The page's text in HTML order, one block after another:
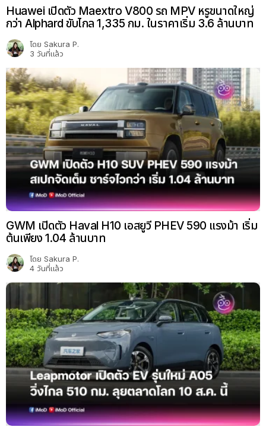
Huawei เปิดตัว Maextro V800 รถ MPV หรูขนาดใหญ่
กว่า Alphard ขับไกล 1,335 กม. ในราคาเริ่ม 3.6 ล้านบาท
โดย Sakura P.
3 วันที่แล้ว
GWM เปิดตัว Haval H10 เอสยูวี PHEV 590 แรงม้า เริ่ม
ต้นเพียง 1.04 ล้านบาท
โดย Sakura P.
4 วันที่แล้ว